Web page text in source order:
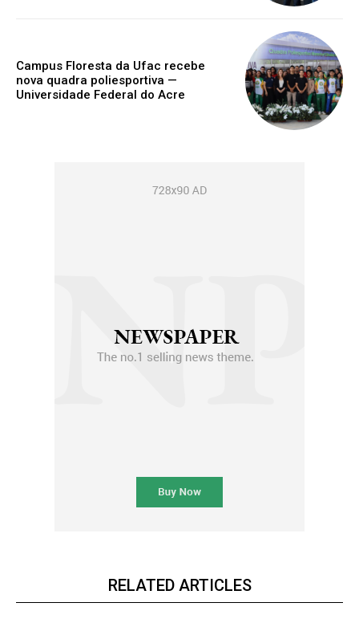
Campus Floresta da Ufac recebe
nova quadra poliesportiva —
Universidade Federal do Acre
RELATED ARTICLES